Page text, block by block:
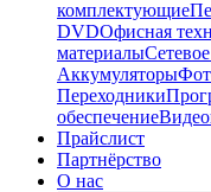
комплектующие
DVDОфисная
материалы
Аккумуляторы
Переходники
обеспечение
Прайслист
Партнёрство
О нас